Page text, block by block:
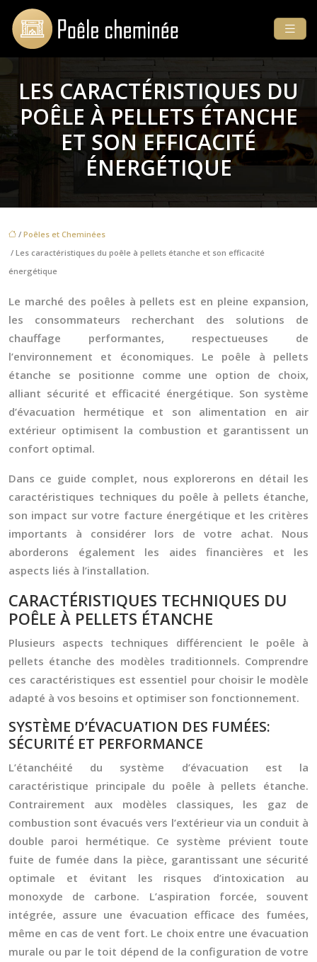
LES CARACTÉRISTIQUES DU
POÊLE À PELLETS ÉTANCHE
ET SON EFFICACITÉ
ÉNERGÉTIQUE
/ Poêles et Cheminées
/ Les caractéristiques du poêle à pellets étanche et son efficacité
énergétique
Le marché des poêles à pellets est en pleine expansion,
les consommateurs recherchant des solutions de
chauffage performantes, respectueuses de
l’environnement et économiques. Le poêle à pellets
étanche se positionne comme une option de choix,
alliant sécurité et efficacité énergétique. Son système
d’évacuation hermétique et son alimentation en air
extérieur optimisent la combustion et garantissent un
confort optimal.
Dans ce guide complet, nous explorerons en détail les
caractéristiques techniques du poêle à pellets étanche,
son impact sur votre facture énergétique et les critères
importants à considérer lors de votre achat. Nous
aborderons également les aides financières et les
aspects liés à l’installation.
CARACTÉRISTIQUES TECHNIQUES DU
POÊLE À PELLETS ÉTANCHE
Plusieurs aspects techniques différencient le poêle à
pellets étanche des modèles traditionnels. Comprendre
ces caractéristiques est essentiel pour choisir le modèle
adapté à vos besoins et optimiser son fonctionnement.
SYSTÈME D’ÉVACUATION DES FUMÉES:
SÉCURITÉ ET PERFORMANCE
L’étanchéité du système d’évacuation est la
caractéristique principale du poêle à pellets étanche.
Contrairement aux modèles classiques, les gaz de
combustion sont évacués vers l’extérieur via un conduit à
double paroi hermétique. Ce système prévient toute
fuite de fumée dans la pièce, garantissant une sécurité
optimale et évitant les risques d’intoxication au
monoxyde de carbone. L’aspiration forcée, souvent
intégrée, assure une évacuation efficace des fumées,
même en cas de vent fort. Le choix entre une évacuation
murale ou par le toit dépend de la configuration de votre